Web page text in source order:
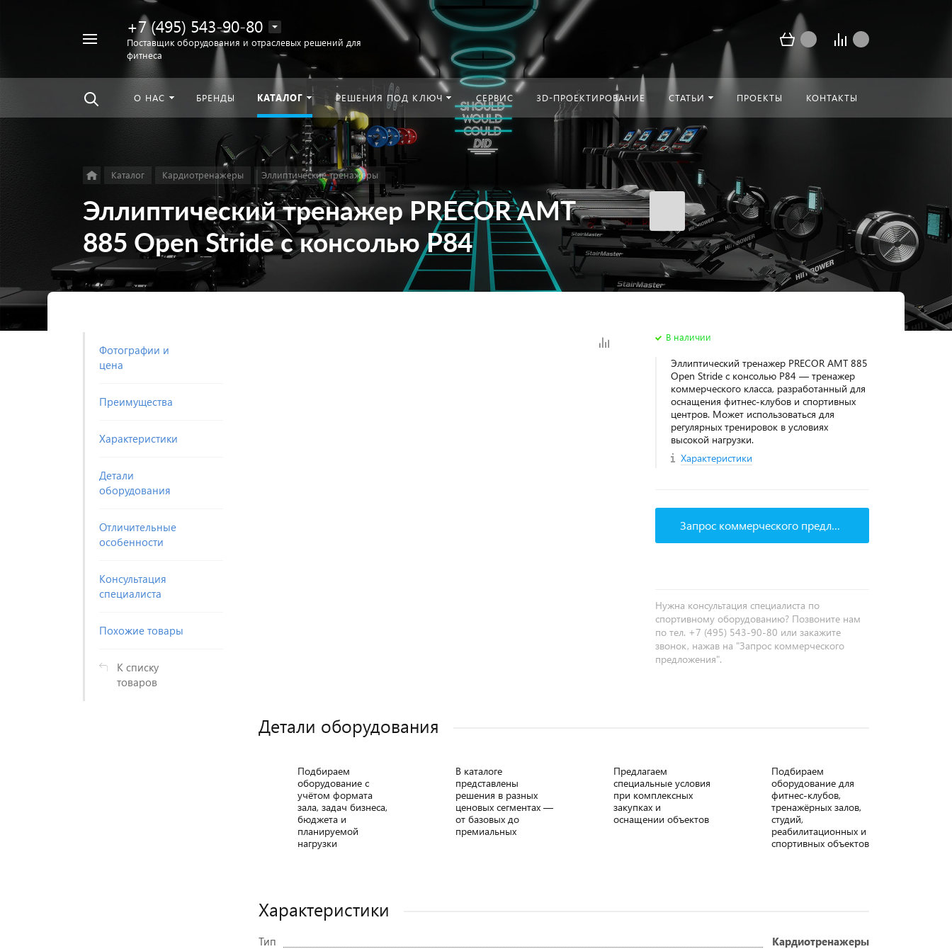
+7 (495) 543-90-80
Поставщик оборудования и отраслевых решений для
фитнеса
О НАС БРЕНДЫ КАТАЛОГ РЕШЕНИЯ ПОД КЛЮЧ СЕРВИС 3D-ПРОЕКТИРОВАНИЕ СТАТЬИ ПРОЕКТЫ КОНТАКТЫ
Каталог Кардиотренажеры Эллиптические тренажеры
Эллиптический тренажер PRECOR AMT
885 Open Stride с консолью P84
Фотографии и
цена
Преимущества
Характеристики
Детали
оборудования
Отличительные
особенности
Консультация
специалиста
Похожие товары
К списку
товаров
В наличии
Эллиптический тренажер PRECOR AMT 885
Open Stride с консолью P84 — тренажер
коммерческого класса, разработанный для
оснащения фитнес‑клубов и спортивных
центров. Может использоваться для
регулярных тренировок в условиях
высокой нагрузки.
Характеристики
Запрос коммерческого предложения
Нужна консультация специалиста по
спортивному оборудованию? Позвоните нам
по тел. +7 (495) 543-90-80 или закажите
звонок, нажав на "Запрос коммерческого
предложения".
Детали оборудования
Подбираем
оборудование с
учётом формата
зала, задач бизнеса,
бюджета и
планируемой
нагрузки
В каталоге
представлены
решения в разных
ценовых сегментах —
от базовых до
премиальных
Предлагаем
специальные условия
при комплексных
закупках и
оснащении объектов
Подбираем
оборудование для
фитнес-клубов,
тренажёрных залов,
студий,
реабилитационных и
спортивных объектов
Характеристики
Тип
Кардиотренажеры